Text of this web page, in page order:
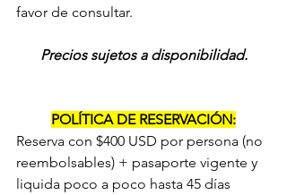
favor de consultar.
Precios sujetos a disponibilidad.
POLÍTICA DE RESERVACIÓN:
Reserva con $400 USD por persona (no
reembolsables) + pasaporte vigente y
liquida poco a poco hasta 45 días